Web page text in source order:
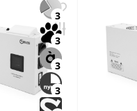
3
3
3
3